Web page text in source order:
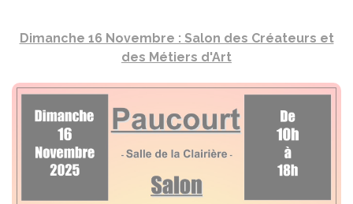
Dimanche 16 Novembre : Salon des Créateurs et
des Métiers d'Art